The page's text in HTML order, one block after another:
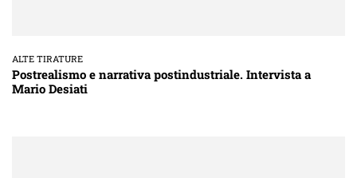
ALTE TIRATURE
Postrealismo e narrativa postindustriale. Intervista a
Mario Desiati